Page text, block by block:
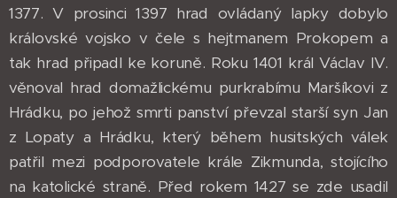
1377. V prosinci 1397 hrad ovládaný lapky dobylo
královské vojsko v čele s hejtmanem Prokopem a
tak hrad připadl ke koruně. Roku 1401 král Václav IV.
věnoval hrad domažlickému purkrabímu Maršíkovi z
Hrádku, po jehož smrti panství převzal starší syn Jan
z Lopaty a Hrádku, který během husitských válek
patřil mezi podporovatele krále Zikmunda, stojícího
na katolické straně. Před rokem 1427 se zde usadil